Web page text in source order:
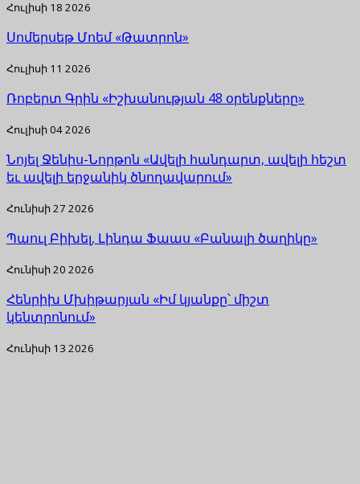
Հուլիսի 18 2026
Սոմերսեթ Մոեմ «Թատրոն»
Հուլիսի 11 2026
Ռոբերտ Գրին «Իշխանության 48 օրենքները»
Հուլիսի 04 2026
Նոյել Ջենիս-Նորթոն «Ավելի հանդարտ, ավելի հեշտ
եւ ավելի երջանիկ ծնողավարում»
Հունիսի 27 2026
Պաուլ Բիխել, Լինդա Ֆաաս «Բանալի ծաղիկը»
Հունիսի 20 2026
Հենրիխ Մխիթարյան «Իմ կյանքը՝ միշտ
կենտրոնում»
Հունիսի 13 2026